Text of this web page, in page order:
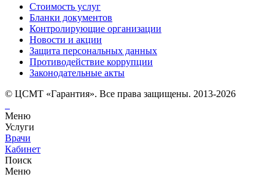
Стоимость услуг
Бланки документов
Контролирующие организации
Новости и акции
Защита персональных данных
Противодействие коррупции
Законодательные акты
© ЦСМТ «Гарантия». Все права защищены. 2013-2026
Меню
Услуги
Врачи
Кабинет
Поиск
Меню